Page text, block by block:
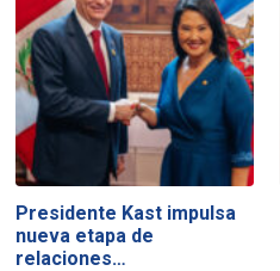
Presidente Kast impulsa
nueva etapa de
relaciones…